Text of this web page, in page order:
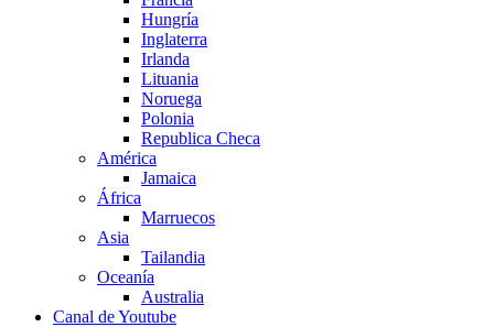
Hungría
Inglaterra
Irlanda
Lituania
Noruega
Polonia
Republica Checa
América
Jamaica
África
Marruecos
Asia
Tailandia
Oceanía
Australia
Canal de Youtube